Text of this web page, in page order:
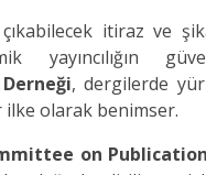
itiraz ve
yayıncılığın
, dergilerde
ilke olarak benimser.
on